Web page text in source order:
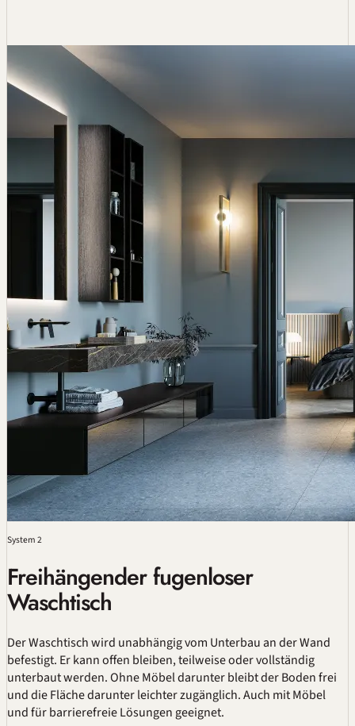
System 2
Freihängender fugenloser
Waschtisch
Der Waschtisch wird unabhängig vom Unterbau an der Wand
befestigt. Er kann offen bleiben, teilweise oder vollständig
unterbaut werden. Ohne Möbel darunter bleibt der Boden frei
und die Fläche darunter leichter zugänglich. Auch mit Möbel
und für barrierefreie Lösungen geeignet.